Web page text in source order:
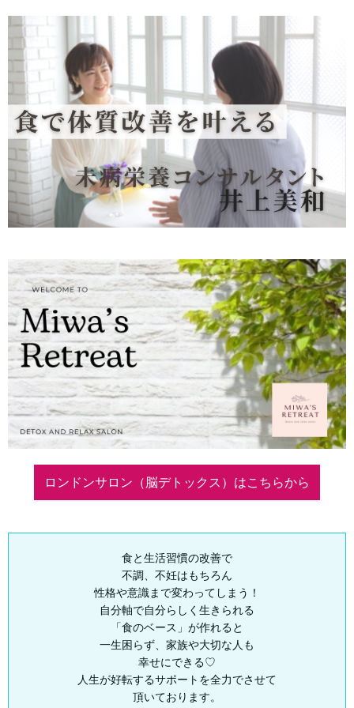
ロンドンサロン（脳デトックス）はこちらから
食と生活習慣の改善で
不調、不妊はもちろん
性格や意識まで変わってしまう！
自分軸で自分らしく生きられる
「食のベース」が作れると
一生困らず、家族や大切な人も
幸せにできる♡
人生が好転するサポートを全力でさせて
頂いております。